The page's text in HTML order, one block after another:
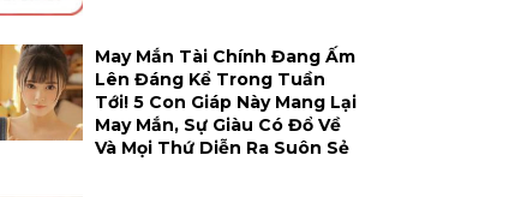
May Mắn Tài Chính Đang Ấm
Lên Đáng Kể Trong Tuần
Tới! 5 Con Giáp Này Mang Lại
May Mắn, Sự Giàu Có Đổ Về
Và Mọi Thứ Diễn Ra Suôn Sẻ